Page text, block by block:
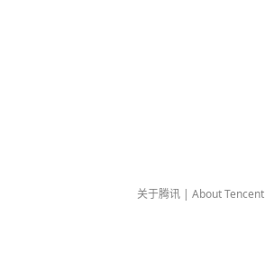
关于腾讯 | About Tencent